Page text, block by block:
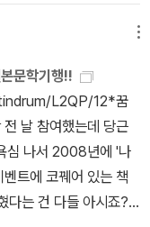
기가 날 거 같아요.다
우리 아들 초딩때 야
해줘야지.ㅋㅋ 화장
, 거실 창 앞에 철제 책
됐든 오늘 EBS 피디
영을 하긴 하나 봅니
원하는데, 어쩌면 줄다
은 장면을(만) 담으면
방법|독서감상문 부문
제목이나 소속 등을 뺀
10pt, 행간 160%)
분량입니다. 조금 모
용지에 맞춰서 쓸 필요
꼴이나 글씨 크기는
(우편 접수) |시상 내
일본 문학기행 3명
3명(총 30만 원) •
문학기행!!
L2QP/12*꿈
날 참여했는데 당근
심 나서 2008년에 '나
트에 코꿰어 있는 책
다는 건 다들 아시죠?